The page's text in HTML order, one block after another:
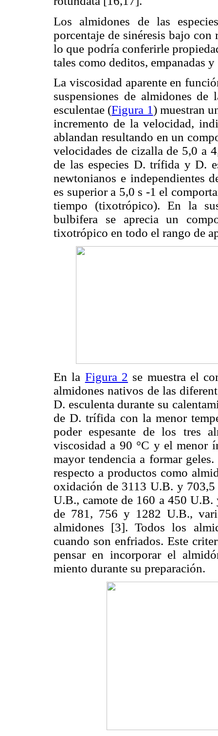
Los almidones de las
porcentaje de sinéresis bajo
lo que podría conferirle
tales como deditos, empanadas
La viscosidad aparente en
suspensiones de almidones
esculentae (Figura 1) muestran
incremento de la velocidad,
ablandan resultando en un
velocidades de cizalla de 5,0 a
de las especies D. trífida y D.
newtonianos e independientes
es superior a 5,0 s -1 el
tiempo (tixotrópico). En la
bulbifera se aprecia un
tixotrópico en todo el rango de
En la Figura 2 se muestra el
almidones nativos de las
D. esculenta durante su
de D. trífida con la menor
poder espesante de los tres
viscosidad a 90 °C y el menor
mayor tendencia a formar
respecto a productos como
oxidación de 3113 U.B. y
U.B., camote de 160 a 450
de 781, 756 y 1282 U.B.,
almidones [3]. Todos los
cuando son enfriados. Este
pensar en incorporar el
miento durante su preparación.